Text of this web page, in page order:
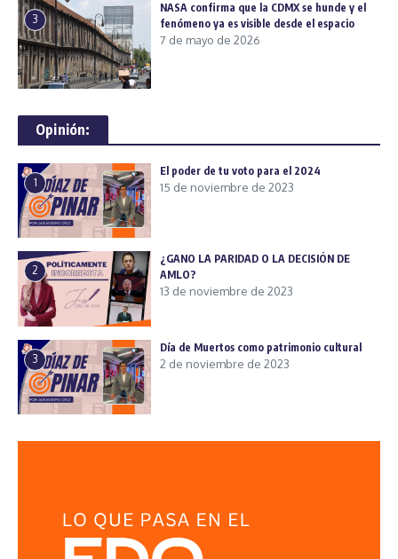
3
NASA confirma que la CDMX se hunde y el
fenómeno ya es visible desde el espacio
7 de mayo de 2026
Opinión:
1
El poder de tu voto para el 2024
15 de noviembre de 2023
2
¿GANO LA PARIDAD O LA DECISIÓN DE
AMLO?
13 de noviembre de 2023
3
Día de Muertos como patrimonio cultural
2 de noviembre de 2023